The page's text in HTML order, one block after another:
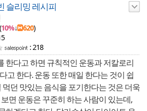
슬리밍 레시피
10%↓ 620)
: 218
한다고 하면 규칙적인 운동과 저칼로리
고 한다. 운동 또한 매일 한다는 것이 쉽
먹던 맛있는 음식을 포기한다는 것은 더욱
면 운동은 꾸준히 하는 사람이 있는데,